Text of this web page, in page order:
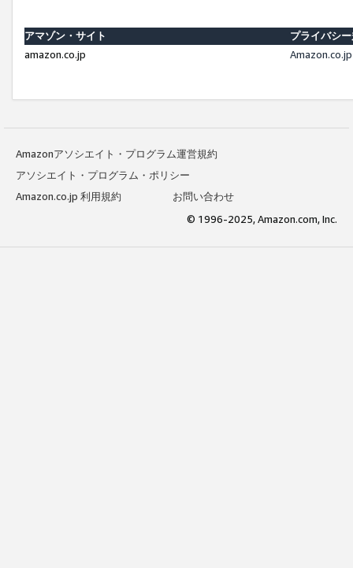
アマゾン・サイト
プライバシ
amazon.co.jp
Amazonアソシエイト・プログラム運営規約
アソシエイト・プログラム・ポリシー
Amazon.co.jp 利用規約
お問い合わせ
© 1996-2025, Amazon.com, Inc.